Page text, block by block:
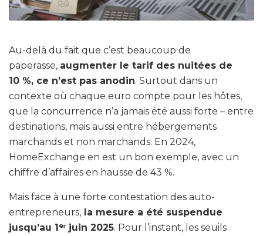
Au-delà du fait que c’est beaucoup de
paperasse, augmenter le tarif des nuitées de
10 %, ce n’est pas anodin. Surtout dans un
contexte où chaque euro compte pour les hôtes,
que la concurrence n’a jamais été aussi forte – entre
destinations, mais aussi entre hébergements
marchands et non marchands. En 2024,
HomeExchange en est un bon exemple, avec un
chiffre d’affaires en hausse de 43 %.
Mais face à une forte contestation des auto-
entrepreneurs, la mesure a été suspendue
jusqu’au 1ᵉʳ juin 2025. Pour l’instant, les seuils